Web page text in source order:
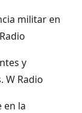
militar en
y
W Radio
en la